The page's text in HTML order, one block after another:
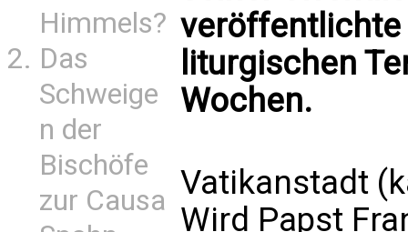
Himmels?
Das
Schweige
n der
Bischöfe
zur Causa
veröffentlichte
liturgischen
Wochen.
Vatikanstadt
Wird Papst